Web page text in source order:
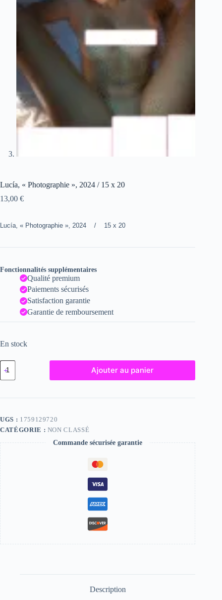
Lucía, « Photographie », 2024 / 15 x 20
13,00 €
Lucía, « Photographie », 2024 / 15 x 20
Fonctionnalités supplémentaires
Qualité premium
Paiements sécurisés
Satisfaction garantie
Garantie de remboursement
En stock
quantité
de
Lucía,
2024
x
20
Ajouter au panier
UGS : 1759129720
CATÉGORIE : NON CLASSÉ
Commande sécurisée garantie
Description